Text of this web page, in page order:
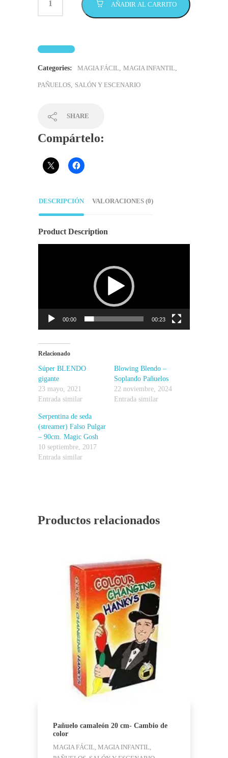
AÑADIR AL CARRITO
Categories: MAGIA FÁCIL, MAGIA INFANTIL,
PAÑUELOS, SALÓN Y ESCENARIO
SHARE
Compártelo:
DESCRIPCIÓN VALORACIONES (0)
Product Description
00:00 00:23
Relacionado
Súper BLENDO
gigante
23 mayo, 2021
Entrada similar
Blowing Blendo –
Soplando Pañuelos
22 noviembre, 2024
Entrada similar
Serpentina de seda
(streamer) Falso Pulgar
– 90cm. Magic Gosh
10 septiembre, 2017
Entrada similar
Productos relacionados
Pañuelo camaleón 20 cm- Cambio de
color
MAGIA FÁCIL, MAGIA INFANTIL,